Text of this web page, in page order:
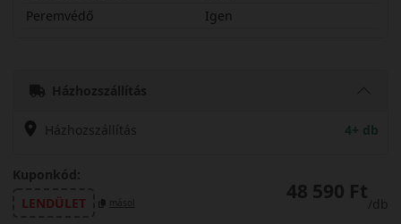
Peremvédő
Igen
Házhozszállítás
Házhozszállítás 4+ db
Kuponkód:
LENDÜLET
másol 48 590 Ft
/db